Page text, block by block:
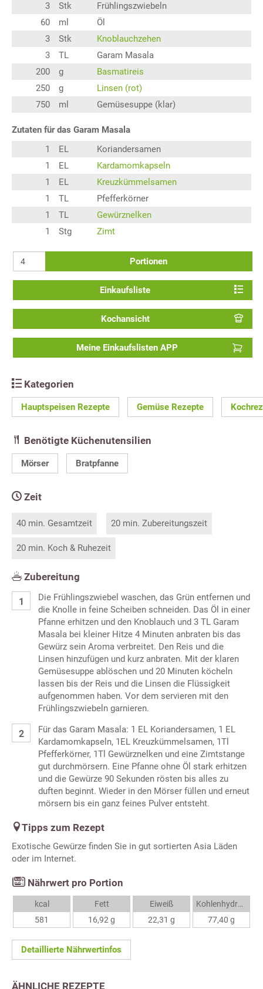
3 Stk
Frühlingszwiebeln
60
ml
Öl
3
Stk
Knoblauchzehen
3
TL
Garam Masala
200
g
Basmatireis
250
g
Linsen (rot)
750
ml Gemüsesuppe (klar)
Zutaten für das Garam Masala
1
EL
Koriandersamen
1
EL
Kardamomkapseln
1
EL
Kreuzkümmelsamen
1
TL
Pfefferkörner
1
TL
Gewürznelken
1
Stg Zimt
Portionen
Einkaufsliste
Kochansicht
Meine Einkaufslisten APP
Kategorien
Hauptspeisen Rezepte Gemüse Rezepte
Benötigte Küchenutensilien
Mörser Bratpfanne
Zeit
40 min. Gesamtzeit 20 min. Zubereitungszeit
20 min. Koch & Ruhezeit
Zubereitung
Die Frühlingszwiebel waschen, das Grün entfernen und
die Knolle in feine Scheiben schneiden. Das Öl in einer
Pfanne erhitzen und den Knoblauch und 3 TL Garam
Masala bei kleiner Hitze 4 Minuten anbraten bis das
Gewürz sein Aroma verbreitet. Den Reis und die
Linsen hinzufügen und kurz anbraten. Mit der klaren
Gemüsesuppe ablöschen und 20 Minuten köcheln
lassen bis der Reis und die Linsen die Flüssigkeit
aufgenommen haben. Vor dem servieren mit den
Frühlingszwiebeln garnieren.
Für das Garam Masala: 1 EL Koriandersamen, 1 EL
Kardamomkapseln, 1EL Kreuzkümmelsamen, 1Tl
Pfefferkörner, 1Tl Gewürznelken und eine Zimtstange
gut durchmörsern. Eine Pfanne ohne Öl stark erhitzen
und die Gewürze 90 Sekunden rösten bis alles zu
duften beginnt. Wieder in den Mörser füllen und erneut
mörsern bis ein ganz feines Pulver entsteht.
Tipps zum Rezept
Exotische Gewürze finden Sie in gut sortierten Asia Läden
oder im Internet.
Nährwert pro Portion
kcal
581
Fett
16,92 g
Eiweiß
22,31 g
Kohlenhydrate
77,40 g
Detaillierte Nährwertinfos
ÄHNLICHE REZEPTE